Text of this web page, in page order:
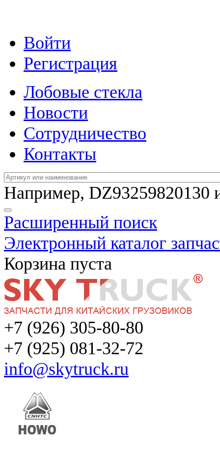
Войти
Регистрация
Лобовые стекла
Новости
Сотрудничество
Контакты
Например, DZ93259820130
Расширенный поиск
Электронный каталог
Корзина пуста
+7 (926) 305-80-80
+7 (925) 081-32-72
info@skytruck.ru